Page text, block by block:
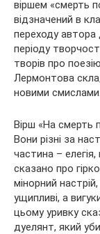
віршем «смерть
відзначений в
переходу автора
періоду
творів про
Лермонтова
новими смислами.
Вірш «На смерть
Вони різні за
частина –
сказано про
мінорний
ущипливі, а
цьому уривку
дуелянт, який